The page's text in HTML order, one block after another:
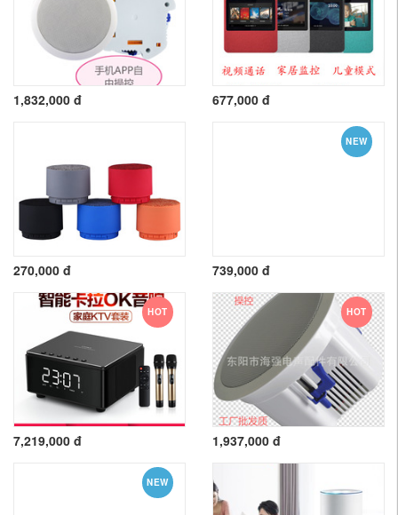
1,832,000 đ 677,000 đ
270,000 đ
NEW
739,000 đ
HOT
7,219,000 đ
HOT
1,937,000 đ
NEW